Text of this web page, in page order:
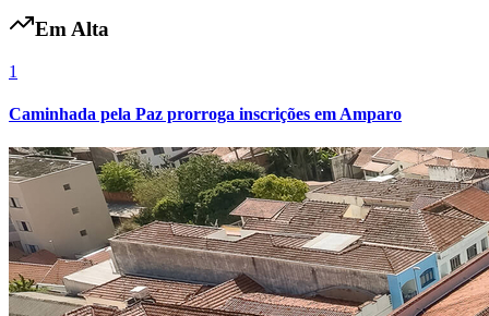
Em Alta
1
Caminhada pela Paz prorroga inscrições em Amparo